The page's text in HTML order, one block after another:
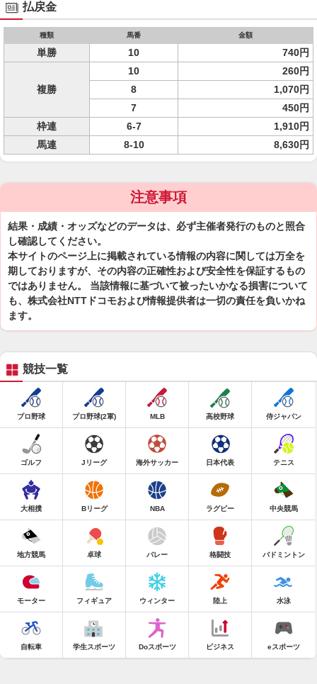
払戻金
種類 馬番 金額
単勝 10 740円
複勝
10
260円
8
1,070円
7
450円
枠連
6-7
1,910円
馬連
8-10 8,630円
注意事項
結果・成績・オッズなどのデータは、必ず主催者発行のものと照合
し確認してください。
本サイトのページ上に掲載されている情報の内容に関しては万全を
期しておりますが、その内容の正確性および安全性を保証するもの
ではありません。 当該情報に基づいて被ったいかなる損害について
も、株式会社NTTドコモおよび情報提供者は一切の責任を負いかね
ます。
競技一覧
プロ野球 プロ野球(2軍) MLB 高校野球 侍ジャパン
ゴルフ Jリーグ 海外サッカー 日本代表 テニス
大相撲 Bリーグ NBA ラグビー 中央競馬
地方競馬 卓球 バレー 格闘技 バドミントン
モーター フィギュア ウィンター 陸上 水泳
自転車 学生スポーツ Doスポーツ ビジネス eスポーツ